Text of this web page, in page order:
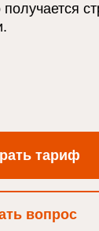
вопрос
тариф